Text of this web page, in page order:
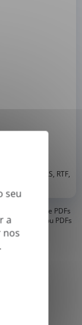
seu
a
nos
XLSX, XLS, RTF,
digitalmente e PDFs
imagem' ou PDFs